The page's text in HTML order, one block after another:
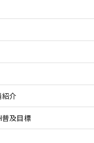
介
普及目標